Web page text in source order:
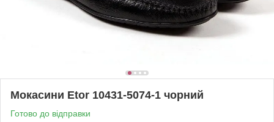
Мокасини Etor 10431-5074-1 чорний
Готово до відправки